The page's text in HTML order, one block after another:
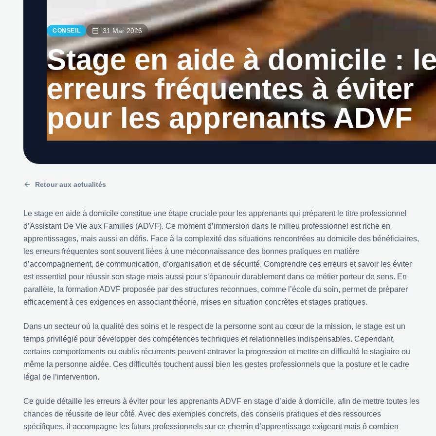
CONSEIL 31 Mar 2026
Stage en aide à domicile :
erreurs fréquentes à éviter
pour les apprenants ADVF
Retour aux actualités
Le stage en aide à domicile constitue une étape cruciale pour les apprenants qui préparent le titre professionnel
d’Assistant De Vie aux Familles (ADVF). Ce moment d’immersion dans le milieu professionnel est riche en
apprentissages, mais aussi en défis. Face à la complexité des situations rencontrées au domicile des bénéficiaires,
les erreurs fréquentes sont souvent liées à une méconnaissance des bonnes pratiques en matière
d’accompagnement, de communication, d’organisation et de sécurité. Comprendre ces erreurs et savoir les éviter
est essentiel pour réussir son stage mais aussi pour s’épanouir durablement dans ce métier porteur de sens. En
parallèle, la formation ADVF proposée par des structures reconnues, comme l’école du soin, permet de préparer
efficacement à ces exigences en associant théorie, mises en situation concrètes et stages pratiques.
Dans un secteur où la qualité des soins et le respect de la personne sont au cœur de la mission, le stage est un
temps privilégié pour développer des compétences techniques et relationnelles indispensables. Cependant,
certains comportements ou oublis récurrents peuvent entraver la progression et mettre en difficulté le stagiaire ou
même la personne aidée. Ces difficultés touchent aussi bien les gestes professionnels que la posture et le cadre
légal de l’intervention.
Ce guide détaille les erreurs à éviter pour les apprenants ADVF en stage d’aide à domicile, afin de mettre toutes les
chances de réussite de leur côté. Avec des exemples concrets, des conseils pratiques et des ressources
spécifiques, il accompagne les futurs professionnels sur ce chemin d’apprentissage exigeant mais ô combien